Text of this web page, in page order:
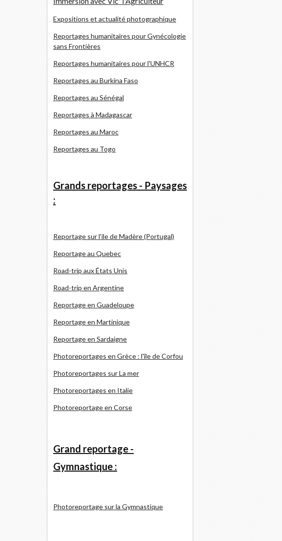
Expositions et actualité photographique
Reportages humanitaires pour Gynécologie
sans Frontières
Reportages humanitaires pour l'UNHCR
Reportages au Burkina Faso
Reportages au Sénégal
Reportages à Madagascar
Reportages au Maroc
Reportages au Togo
Grands reportages - Paysages
:
Reportage sur l'ile de Madère (Portugal)
Reportage au Quebec
Road-trip aux États Unis
Road-trip en Argentine
Reportage en Guadeloupe
Reportage en Martinique
Reportage en Sardaigne
Photoreportages en Grèce : l'île de Corfou
Photoreportages sur La mer
Photoreportages en Italie
Photoreportage en Corse
Grand reportage -
Gymnastique :
Photoreportage sur la Gymnastique